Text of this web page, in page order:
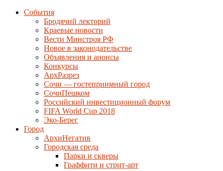
События
Бродячий лекторий
Краевые новости
Вести Минстроя РФ
Новое в законодательстве
Объявления и анонсы
Конкурсы
АрхРазрез
Сочи — гостеприимный город
СочиПешком
Российский инвестиционный форум
FIFA World Cup 2018
Эко-Берег
Город
АрхиНегатив
Городская среда
Парки и скверы
Граффити и стрит-арт